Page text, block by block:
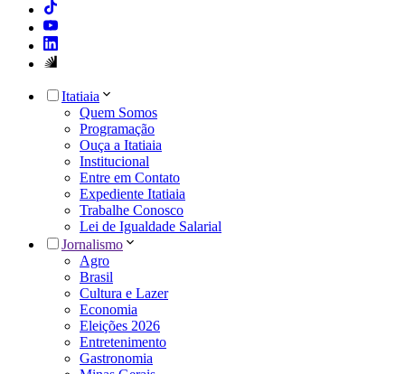
Itatiaia
Quem Somos
Programação
Ouça a Itatiaia
Institucional
Entre em Contato
Expediente Itatiaia
Trabalhe Conosco
Lei de Igualdade Salarial
Jornalismo
Agro
Brasil
Cultura e Lazer
Economia
Eleições 2026
Entretenimento
Gastronomia